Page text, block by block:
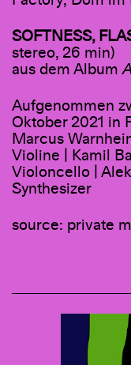
SOFTNESS,
stereo, 26 min)
aus dem Album
Aufgenommen
Oktober 2021 in
Marcus
Violine | Kamil
Violoncello |
Synthesizer
source: private